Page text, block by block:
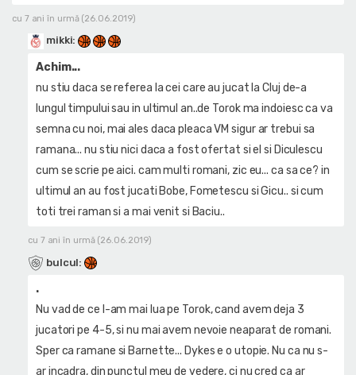
cu 7 ani în urmă (26.06.2019)
mikki:
Achim...
nu stiu daca se referea la cei care au jucat la Cluj de-a
lungul timpului sau in ultimul an..de Torok ma indoiesc ca va
semna cu noi, mai ales daca pleaca VM sigur ar trebui sa
ramana... nu stiu nici daca a fost ofertat si el si Diculescu
cum se scrie pe aici. cam multi romani, zic eu... ca sa ce? in
ultimul an au fost jucati Bobe, Fometescu si Gicu.. si cum
toti trei raman si a mai venit si Baciu..
cu 7 ani în urmă (26.06.2019)
bulcul:
.
Nu vad de ce l-am mai lua pe Torok, cand avem deja 3
jucatori pe 4-5, si nu mai avem nevoie neaparat de romani.
Sper ca ramane si Barnette... Dykes e o utopie. Nu ca nu s-
ar incadra, din punctul meu de vedere, ci nu cred ca ar